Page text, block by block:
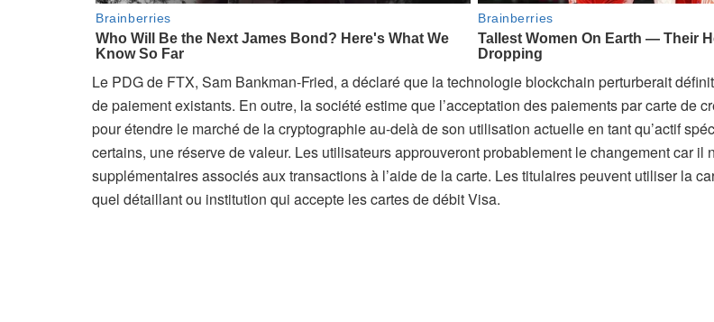
Le PDG de FTX, Sam Bankman-Fried, a déclaré que la technologie blockchain perturberait
de paiement existants. En outre, la société estime que l’acceptation des paiements par carte de
pour étendre le marché de la cryptographie au-delà de son utilisation actuelle en tant qu’actif
certains, une réserve de valeur. Les utilisateurs approuveront probablement le changement car il
supplémentaires associés aux transactions à l’aide de la carte. Les titulaires peuvent utiliser la
quel détaillant ou institution qui accepte les cartes de débit Visa.